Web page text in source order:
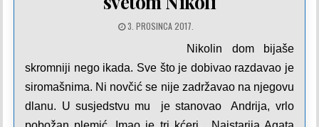
3. PROSINCA 2017.
Nikolin dom bijaše
skromniji nego ikada. Sve što je dobivao razdavao je
siromašnima. Ni novčić se nije zadržavao na njegovu
dlanu. U susjedstvu mu je stanovao Andrija, vrlo